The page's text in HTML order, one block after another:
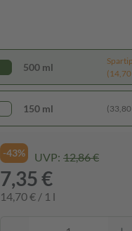
500 ml
(14,70
150 ml (33,80
-43% UVP: 12,86 €
7,35 €
14,70 € / 1 l